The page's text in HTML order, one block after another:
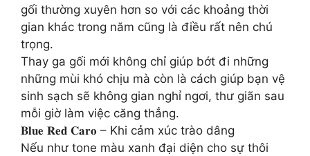
gối thường xuyên hơn so với các khoảng thời
gian khác trong năm cũng là điều rất nên chú
trọng.
Thay ga gối mới không chỉ giúp bớt đi những
những mùi khó chịu mà còn là cách giúp bạn vệ
sinh sạch sẽ không gian nghỉ ngơi, thư giãn sau
mỗi giờ làm việc căng thẳng.
𝐁𝐥𝐮𝐞 𝐑𝐞𝐝 𝐂𝐚𝐫𝐨 – Khi cảm xúc trào dâng
Nếu như tone màu xanh đại diện cho sự thôi